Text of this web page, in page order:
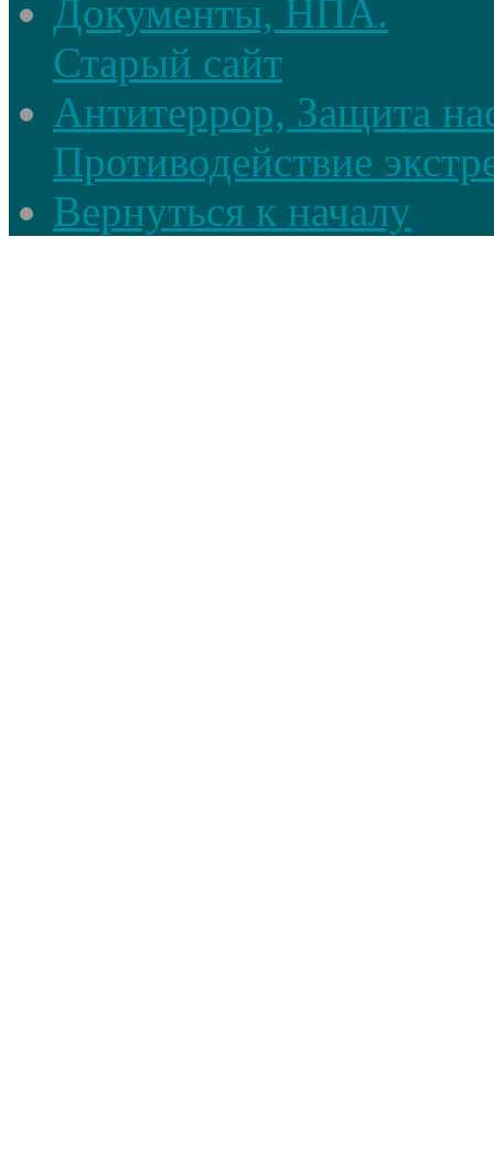
Документы, НПА.
Старый сайт
Антитеррор, Защита
Противодействие
Вернуться к началу